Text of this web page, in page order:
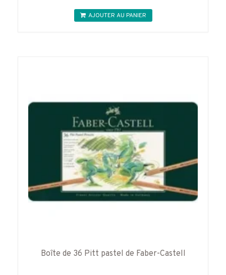
AJOUTER AU PANIER
Boîte de 36 Pitt pastel de Faber-Castell